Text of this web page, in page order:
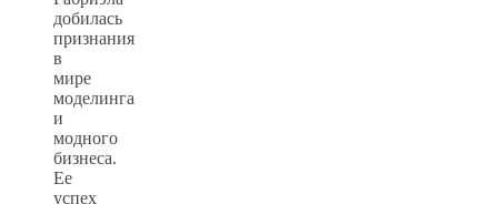
добилась
признания
в
мире
моделинга
и
модного
бизнеса.
Ее
успех